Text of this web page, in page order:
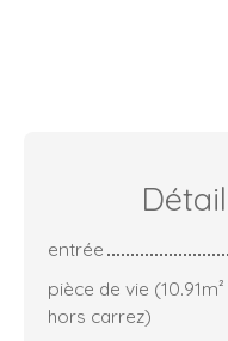
entrée
pièce de vie
hors carrez)